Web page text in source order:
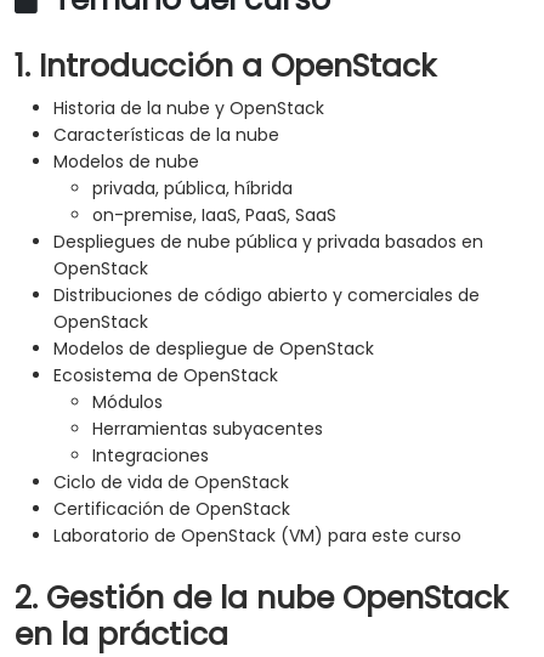
1. Introducción a OpenStack
Historia de la nube y OpenStack
Características de la nube
Modelos de nube
privada, pública, híbrida
on-premise, IaaS, PaaS, SaaS
Despliegues de nube pública y privada basados en
OpenStack
Distribuciones de código abierto y comerciales de
OpenStack
Modelos de despliegue de OpenStack
Ecosistema de OpenStack
Módulos
Herramientas subyacentes
Integraciones
Ciclo de vida de OpenStack
Certificación de OpenStack
Laboratorio de OpenStack (VM) para este curso
2. Gestión de la nube OpenStack
en la práctica